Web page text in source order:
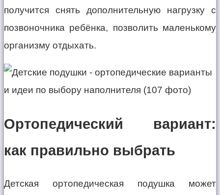
получится снять дополнительную нагрузку с
позвоночника ребёнка, позволить маленькому
организму отдыхать.
Ортопедический вариант:
как правильно выбрать
Детская ортопедическая подушка может